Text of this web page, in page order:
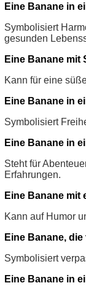
Eine Banane in
Symbolisiert
gesunden
Eine Banane mit
Kann für eine
Eine Banane in
Symbolisiert
Eine Banane in
Steht für
Erfahrungen.
Eine Banane mit
Kann auf Humor
Eine Banane,
Symbolisiert
Eine Banane in